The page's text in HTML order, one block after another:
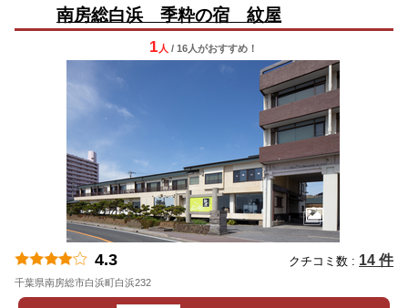
南房総白浜 季粋の宿 紋屋
1 人 / 16人がおすすめ！
4.3 クチコミ数 : 14 件
千葉県南房総市白浜町白浜232